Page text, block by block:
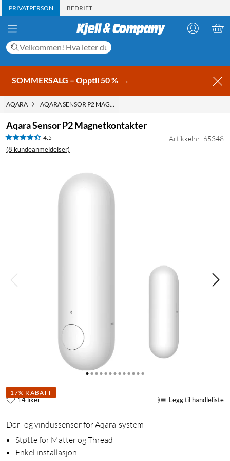
PRIVATPERSON BEDRIFT
SOMMERSALG – Opptil 50 % →
AQARA AQARA SENSOR P2 MAGNETKONTAKTER
Aqara Sensor P2 Magnetkontakter
4.5
(8 kundeanmeldelser)
Artikkelnr: 65348
17% RABATT
14 liker Legg til handleliste
Dør- og vindussensor for Aqara-system
Støtte for Matter og Thread
Enkel installasjon